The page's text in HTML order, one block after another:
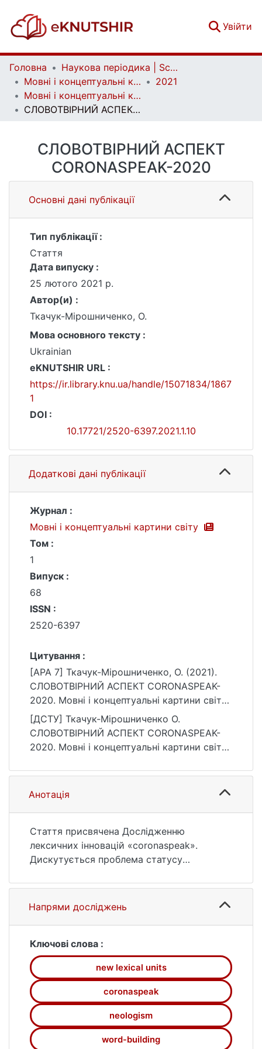
Увійти
Головна
Наукова періодика | Scientific periodicals
Мовні і концептуальні картини світу | Linguistic and conceptual worldviews
2021
Мовні і концептуальні картини світу. Вип. 1 (68)
СЛОВОТВІРНИЙ АСПЕКТ CORONASPEAK-2020
СЛОВОТВІРНИЙ АСПЕКТ
CORONASPEAK-2020
Основні дані публікації
Тип публікації :
Стаття
Дата випуску :
25 лютого 2021 р.
Автор(и) :
Ткачук-Мірошниченко, О.
Мова основного тексту :
Ukrainian
eKNUTSHIR URL :
https://ir.library.knu.ua/handle/15071834/1867
1
DOI :
10.17721/2520-6397.2021.1.10
Додаткові дані публікації
Журнал :
Мовні і концептуальні картини світу
Том :
1
Випуск :
68
ISSN :
2520-6397
Цитування :
[APA 7] Ткачук-Мірошниченко, О. (2021).
СЛОВОТВІРНИЙ АСПЕКТ CORONASPEAK-
2020. Мовні і концептуальні картини світу,
1(68). https://doi.org/10.17721/2520-
6397.2021.1.10
[ДСТУ] Ткачук-Мірошниченко О.
СЛОВОТВІРНИЙ АСПЕКТ CORONASPEAK-
2020. Мовні і концептуальні картини світу.
6397.2021.1.10 (дата звернення: 26.07.2026).
Анотація
Стаття присвячена Дослідженню
лексичних інновацій «coronaspeak».
Дискутується проблема статусу
поточний склад та визначаються найбільш
продуктивні типи словотво­рення. Також в
статті наведено приклади
інновацій «coronaspeak».
_____________
СПИСОК ВИКОРИСТАНИХ ДЖЕРЕЛ
Английские неологизмьі. К.: Наукова
Думка, 1983. 172 с.
Верба, Л. Г. Порівняльна лексикологія
англійської і української мов. Вінниця:
Напрями досліджень
Ключові слова :
new lexical units
coronaspeak
neologism
word-building